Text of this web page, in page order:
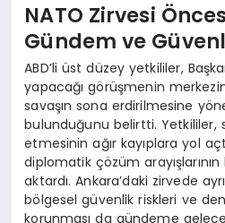
NATO Zirvesi
Gündem ve
ABD’li üst düzey yetkililer,
yapacağı görüşmenin
savaşın sona erdirilmesine
bulunduğunu belirtti. Yetkililer,
etmesinin ağır kayıplara yol
diplomatik çözüm arayışlarının
aktardı. Ankara’daki zirvede
bölgesel güvenlik riskleri ve
korunması da gündeme